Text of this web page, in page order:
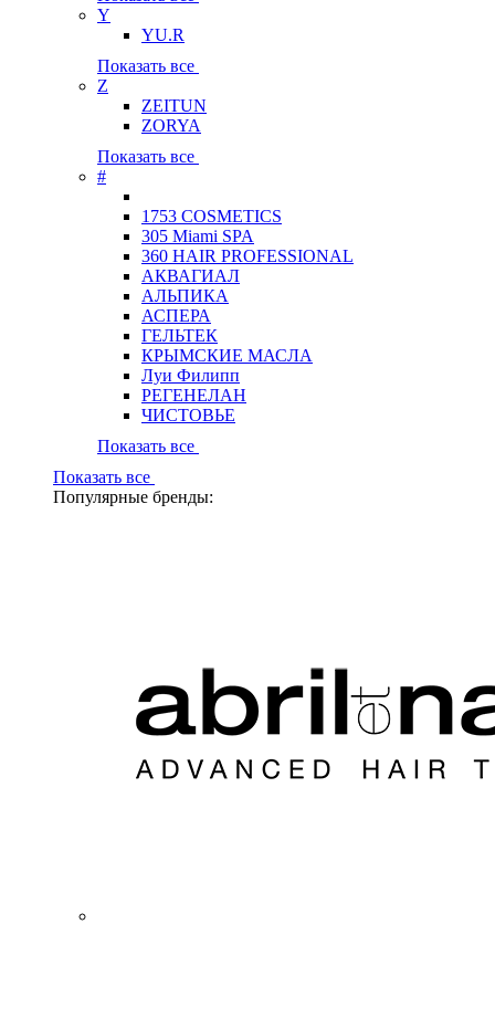
Y
YU.R
Показать все
Z
ZEITUN
ZORYA
Показать все
#
1753 COSMETICS
305 Miami SPA
360 HAIR PROFESSIONAL
АКВАГИАЛ
АЛЬПИКА
АСПЕРА
ГЕЛЬТЕК
КРЫМСКИЕ МАСЛА
Луи Филипп
РЕГЕНЕЛАН
ЧИСТОВЬЕ
Показать все
Показать все
Популярные бренды: